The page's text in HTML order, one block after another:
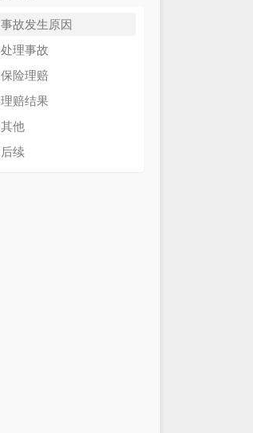
事故发生原因
处理事故
保险理赔
理赔结果
其他
后续